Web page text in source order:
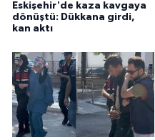
Eskişehir'de kaza kavgaya
dönüştü: Dükkana girdi,
kan aktı